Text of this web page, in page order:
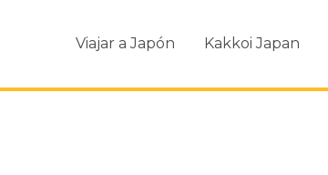
Viajar a Japón Kakkoi Japan